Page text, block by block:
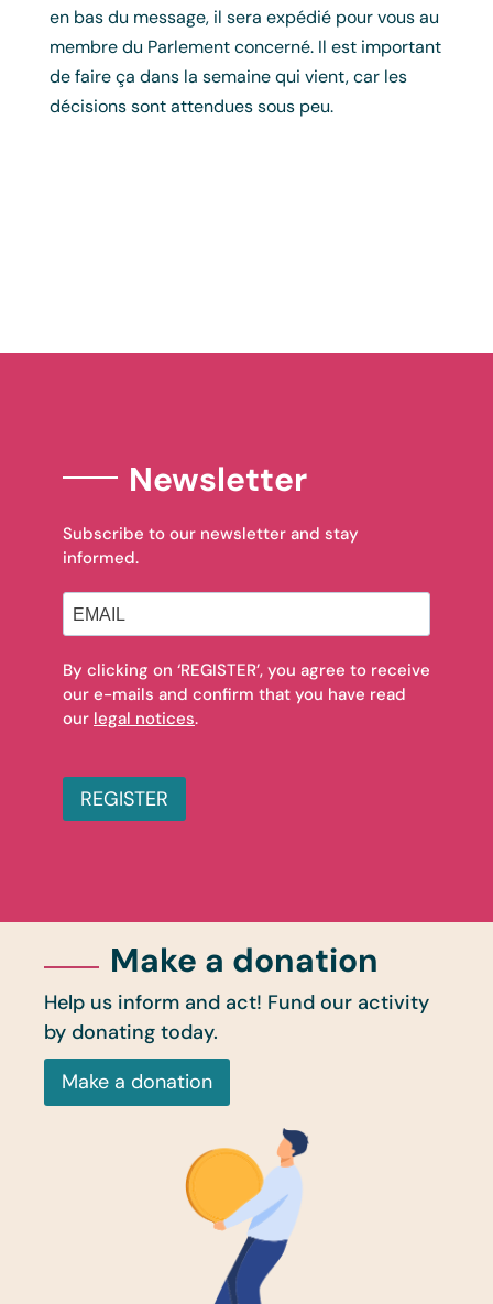
en bas du message, il sera expédié pour vous au
membre du Parlement concerné. Il est important
de faire ça dans la semaine qui vient, car les
décisions sont attendues sous peu.
Newsletter
Subscribe to our newsletter and stay
informed.
By clicking on ‘REGISTER’, you agree to receive
our e-mails and confirm that you have read
our legal notices.
REGISTER
Make a donation
Help us inform and act! Fund our activity
by donating today.
Make a donation